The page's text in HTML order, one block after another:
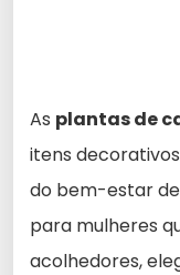
As plantas de
itens
do bem-estar
para mulheres
acolhedores,